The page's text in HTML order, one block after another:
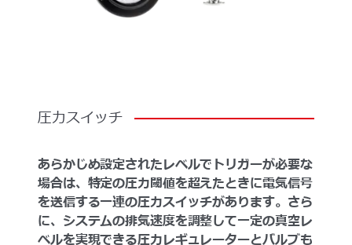
圧力スイッチ
あらかじめ設定されたレベルでトリガーが必要な
場合は、特定の圧力閾値を超えたときに電気信号
を送信する一連の圧力スイッチがあります。さら
に、システムの排気速度を調整して一定の真空レ
ベルを実現できる圧力レギュレーターとバルブも